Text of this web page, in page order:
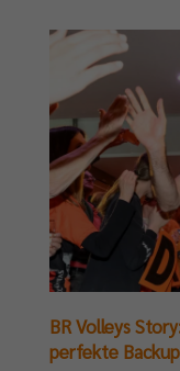
BR Volleys
perfekte Backup